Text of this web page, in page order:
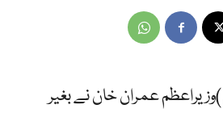
عمران خان نے بغیر